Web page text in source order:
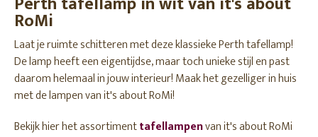
RoMi
Laat je ruimte schitteren met deze klassieke Perth tafellamp!
De lamp heeft een eigentijdse, maar toch unieke stijl en past
daarom helemaal in jouw interieur! Maak het gezelliger in huis
met de lampen van it's about RoMi!
Bekijk hier het assortimenttafellampenvan it's about RoMi